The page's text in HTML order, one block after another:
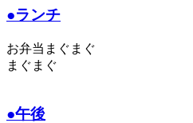
●ランチ
お弁当まぐまぐ
まぐまぐ
●午後